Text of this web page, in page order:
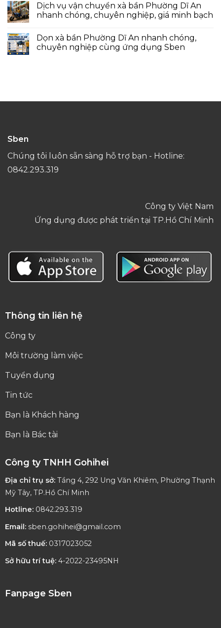
Dịch vụ vận chuyển xà bần Phường Dĩ An
nhanh chóng, chuyên nghiệp, giá minh bạch
Dọn xà bần Phường Dĩ An nhanh chóng,
chuyên nghiệp cùng ứng dụng Sben
Sben
Chúng tôi luôn sẵn sàng hỗ trợ bạn - Hotline:
0842.293.319
Công ty Việt Nam
Ứng dụng được phát triển tại TP.Hồ Chí Minh
Thông tin liên hệ
Công ty
Môi trường làm việc
Tuyển dụng
Tin tức
Bạn là Khách hàng
Bạn là Bác tài
Công ty TNHH Gohihei
Địa chỉ trụ sở:Tầng 4, 292 Ung Văn Khiêm, Phường Thạnh
Mỹ Tây, TP.Hồ Chí Minh
Hotline:0842.293.319
Email: sben.gohihei@gmail.com
Mã số thuế:0317023052
Sở hữu trí tuệ:4-2022-23495NH
Fanpage Sben